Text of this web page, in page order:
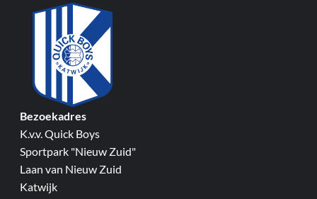
Bezoekadres
K.v.v. Quick Boys
Sportpark "Nieuw Zuid"
Laan van Nieuw Zuid
Katwijk